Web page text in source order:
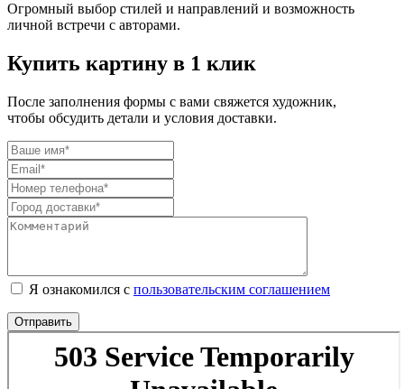
Огромный выбор стилей и направлений и возможность
личной встречи с авторами.
Купить картину в 1 клик
После заполнения формы с вами свяжется художник,
чтобы обсудить детали и условия доставки.
Я ознакомился с пользовательским соглашением